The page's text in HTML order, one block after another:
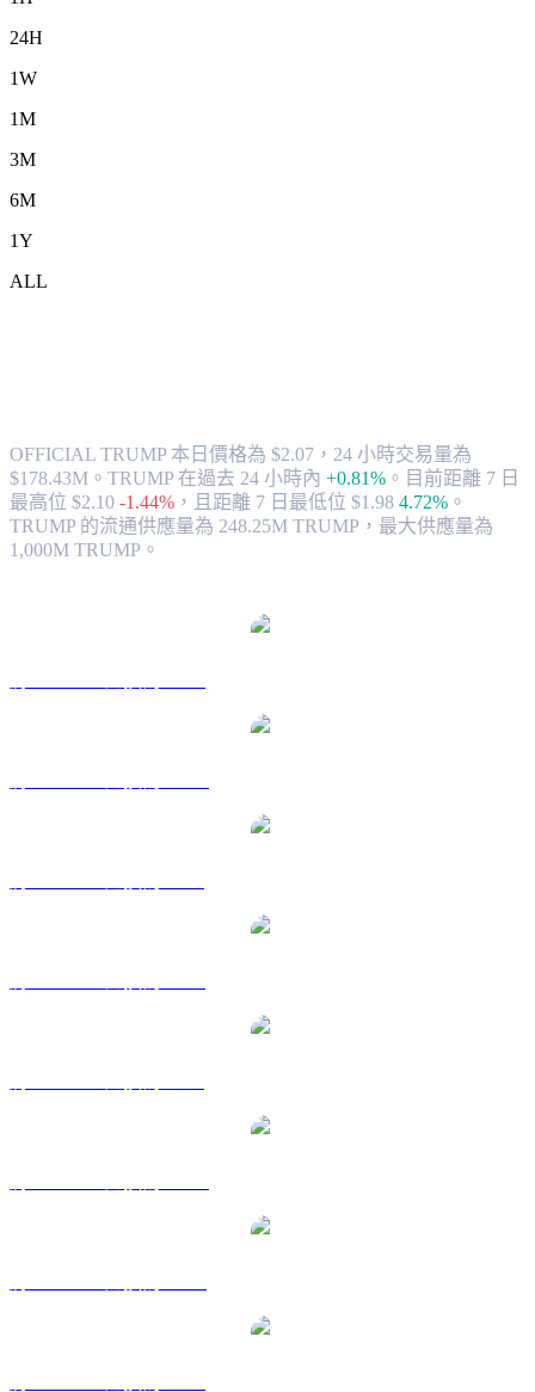
24H
1W
1M
3M
6M
1Y
ALL
OFFICIAL TRUMP 本日價格為 $2.07，24 小時交易量為
$178.43M。TRUMP 在過去 24 小時內 +0.81% 。 目前距離 7 日
最高位 $2.10 -1.44% ， 且距離 7 日最低位 $1.98 4.72% 。
TRUMP 的流通供應量為 248.25M TRUMP，最大供應量為
1,000M TRUMP。